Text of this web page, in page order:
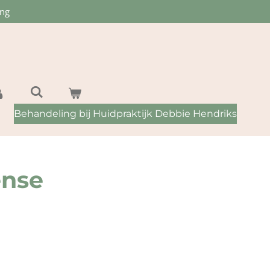
Behandeling bij Huidpraktijk Debbie Hendriks